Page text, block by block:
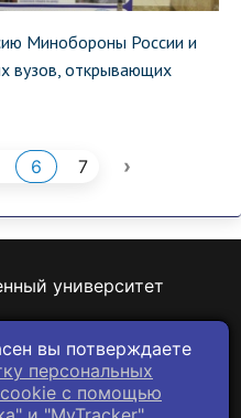
Минобороны России и
вузов, открывающих
6 7 ›
университет
вы потверждаете
персональных
cookie c помощью